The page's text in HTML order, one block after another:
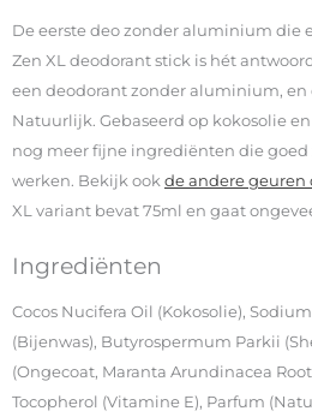
De eerste deo zonder aluminium die
Zen XL deodorant stick is hét
een deodorant zonder aluminium, en
Natuurlijk. Gebaseerd op kokosolie
nog meer fijne ingrediënten die
werken. Bekijk ook de andere geuren
XL variant bevat 75ml en gaat
Ingrediënten
Cocos Nucifera Oil (Kokosolie),
(Bijenwas), Butyrospermum Parkii
(Ongecoat, Maranta Arundinacea
Tocopherol (Vitamine E), Parfum